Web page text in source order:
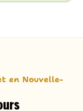
en Nouvelle-